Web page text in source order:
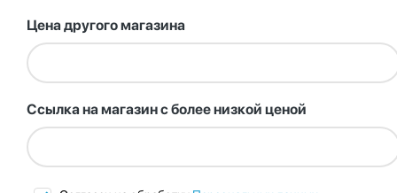
Цена другого магазина
Ссылка на магазин с более низкой ценой